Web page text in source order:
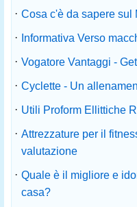
· Cosa c'è da sapere sul
·
Informativa Verso
· Vogatore Vantaggi -
· Cyclette - Un
· Utili Proform Ellittiche
· Attrezzature per il
valutazione
· Quale è il migliore e
casa?